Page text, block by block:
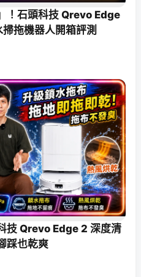
！石頭科技 Qrevo Edge
拖機器人開箱評測
技 Qrevo Edge 2 深度清
踩也乾爽